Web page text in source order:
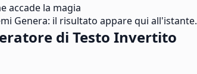
accade la magia
Genera: il risultato appare qui all'istante.
di Testo Invertito